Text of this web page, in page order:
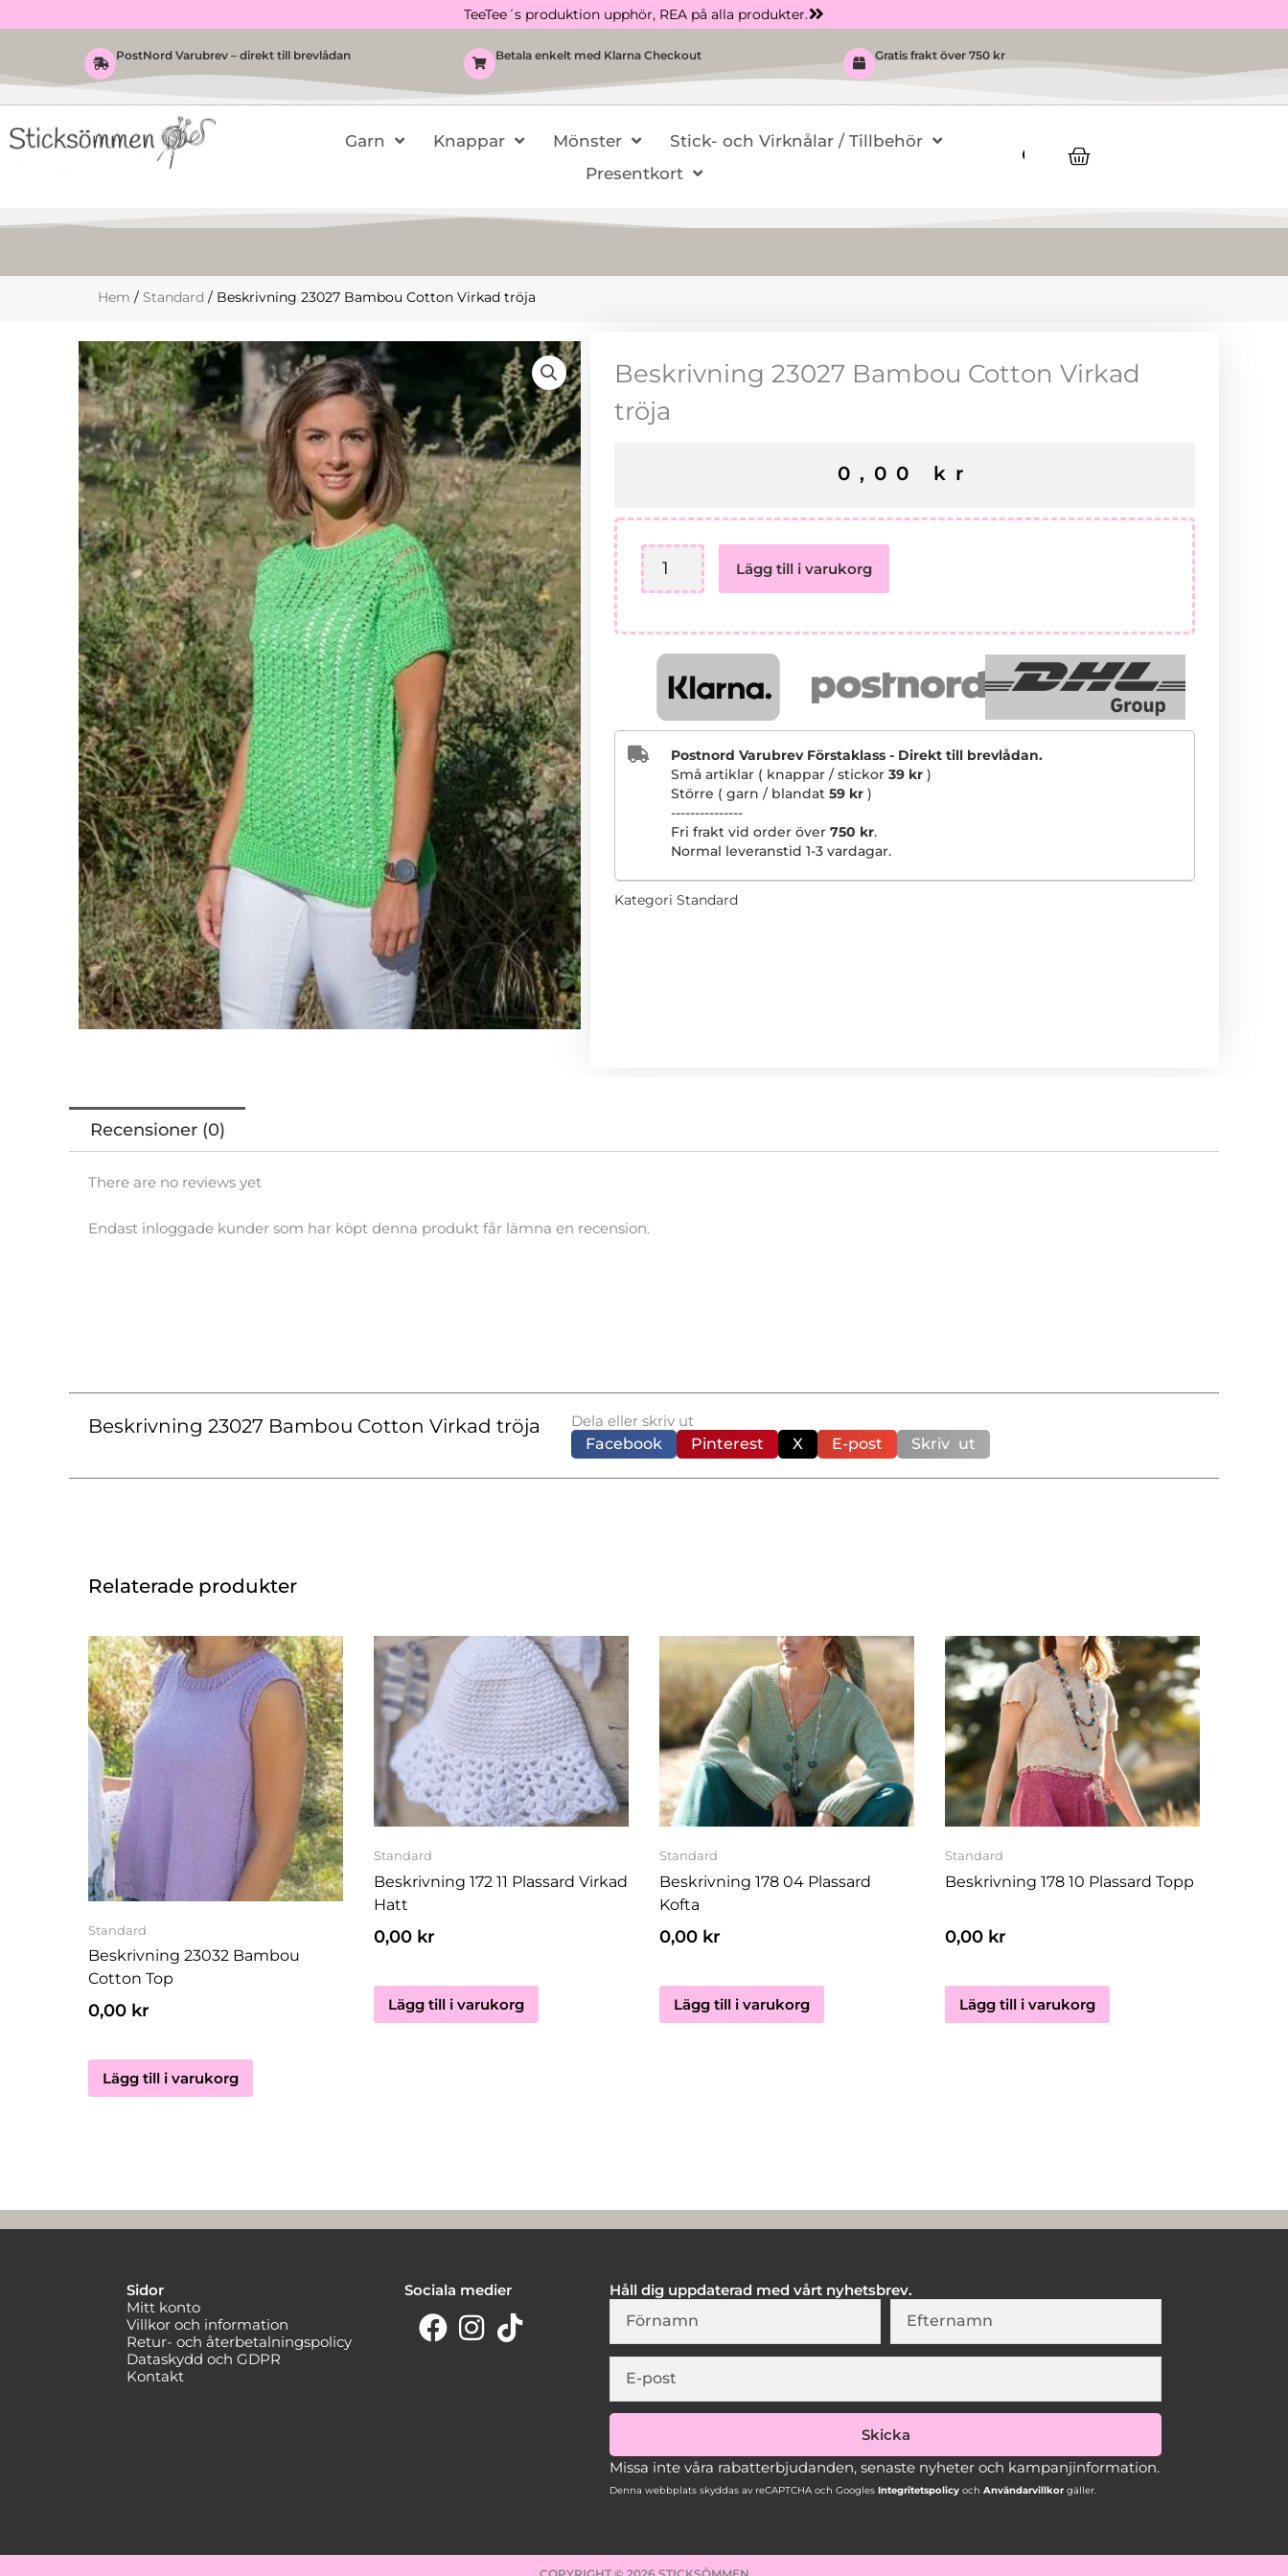
till
TeeTee´s produktion upphör, REA på alla produkter.
PostNord Varubrev – direkt till brevlådan Betala enkelt med Klarna Checkout Gratis frakt över 750 kr
Garn Knappar Mönster
Stick- och Virknålar / Tillbehör
Presentkort
Varukorg
Hem / Standard / Beskrivning 23027 Bambou Cotton Virkad tröja
Beskrivning 23027 Bambou Cotton Virkad
tröja
0,00 kr
Beskrivning
23027
mängd
Lägg till i varukorg
Postnord Varubrev Förstaklass - Direkt till brevlådan.
Små artiklar ( knappar / stickor39 kr )
Större ( garn / blandat59 kr )
---------------
Fri frakt vid order över750 kr.
Normal leveranstid 1-3 vardagar.
Kategori Standard
Recensioner (0)
There are no reviews yet
Endast inloggade kunder som har köpt denna produkt får lämna en recension.
Beskrivning 23027 Bambou Cotton Virkad tröja
Dela eller skriv ut
Facebook
Pinterest X E-post Skriv ut
Relaterade produkter
Standard
Beskrivning 23032 Bambou
Cotton Top
0,00 kr
Lägg till i varukorg
Standard
Beskrivning 172 11 Plassard Virkad
Hatt
0,00 kr
Lägg till i varukorg
Standard
Beskrivning 178 04 Plassard
Kofta
0,00 kr
Lägg till i varukorg
Standard
Beskrivning 178 10 Plassard Topp
0,00 kr
Lägg till i varukorg
Sidor
Mitt konto
Villkor och information
Retur- och återbetalningspolicy
Dataskydd och GDPR
Kontakt
Sociala medier
Håll dig uppdaterad med vårt nyhetsbrev.
post
Skicka
Missa inte våra rabatterbjudanden, senaste nyheter och kampanjinformation.
Denna webbplats skyddas av reCAPTCHA och Googles Integritetspolicy och Användarvillkor gäller.